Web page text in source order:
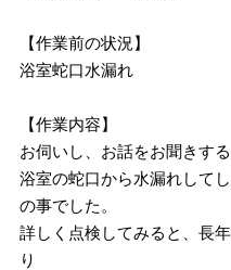
【作業前の状況】
浴室蛇口水漏れ
【作業内容】
お伺いし、お話をお聞きす
浴室の蛇口から水漏れして
の事でした。
詳しく点検してみると、長
り